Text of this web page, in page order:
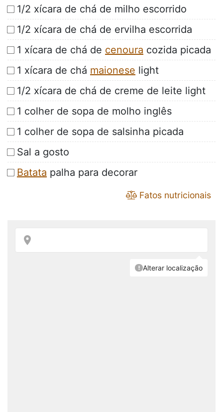
1/2 xícara de chá de milho escorrido
1/2 xícara de chá de ervilha escorrida
1 xícara de chá de cenoura cozida picada
1 xícara de chá maionese light
1/2 xícara de chá de creme de leite light
1 colher de sopa de molho inglês
1 colher de sopa de salsinha picada
Sal a gosto
Batata palha para decorar
Fatos nutricionais